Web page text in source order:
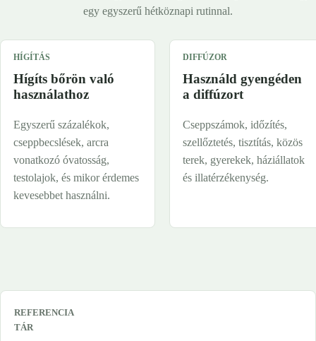
egy egyszerű hétköznapi rutinnal.
HÍGÍTÁS
Hígíts bőrön való
használathoz
Egyszerű százalékok,
cseppbecslések, arcra
vonatkozó óvatosság,
testolajok, és mikor érdemes
kevesebbet használni.
DIFFÚZOR
Használd gyengéden
a diffúzort
Cseppszámok, időzítés,
szellőztetés, tisztítás, közös
terek, gyerekek, háziállatok
és illatérzékenység.
REFERENCIA
TÁR